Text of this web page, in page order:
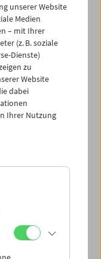
Nächste Woche >
unserer Website
Medien
– mit Ihrer
(z. B. soziale
Dienste)
zu
Website
dabei
Ihrer Nutzung